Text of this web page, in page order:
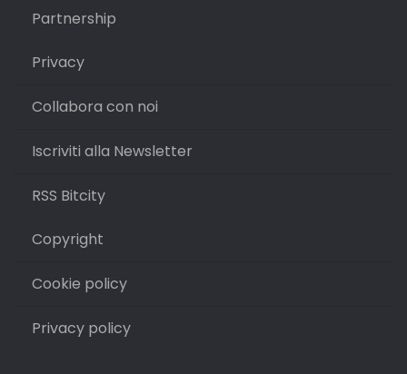
Partnership
Privacy
Collabora con noi
Iscriviti alla Newsletter
RSS Bitcity
Copyright
Cookie policy
Privacy policy